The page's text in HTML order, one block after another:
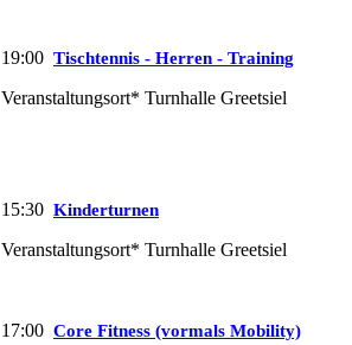
19:00 Tischtennis - Herren - Training
Veranstaltungsort* Turnhalle Greetsiel
15:30 Kinderturnen
Veranstaltungsort* Turnhalle Greetsiel
17:00 Core Fitness (vormals Mobility)